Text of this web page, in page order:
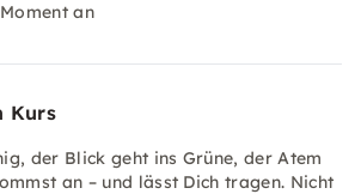
an
Kurs
der Blick geht ins Grüne, der Atem
an – und lässt Dich tragen. Nicht